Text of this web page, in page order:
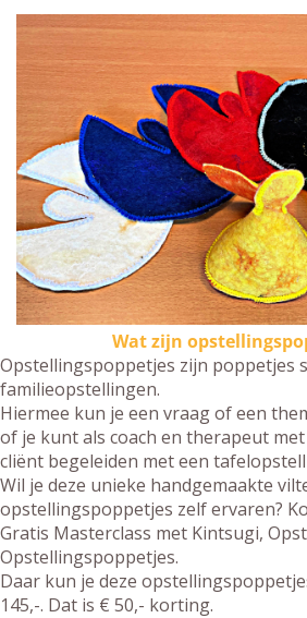
Wat zijn
Opstellingspoppetjes zijn poppetjes
familieopstellingen.
Hiermee kun je een vraag of een
of je kunt als coach en therapeut
cliënt begeleiden met een
Wil je deze unieke handgemaakte
opstellingspoppetjes zelf ervaren?
Gratis Masterclass met Kintsugi,
Opstellingspoppetjes.
Daar kun je deze
145,-. Dat is € 50,- korting.